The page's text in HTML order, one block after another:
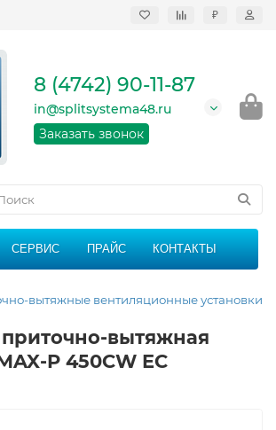
₽
кондиционеров в
области
График работы: 9:00 -
21:00 без перерыва и
8 (4742) 90-11-87
in@splitsystema48.ru
Заказать звонок
СЕРВИС ПРАЙС КОНТАКТЫ
вытяжные вентиляционные установки
приточно-вытяжная
P 450CW EC